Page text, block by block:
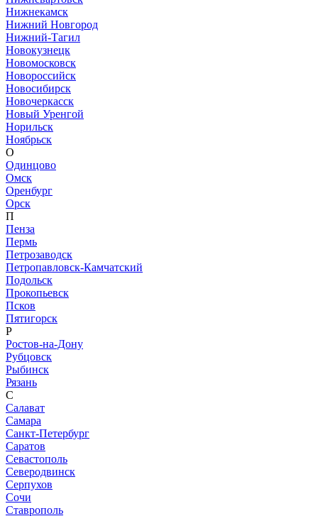
Нижнекамск
Нижний Новгород
Нижний-Тагил
Новокузнецк
Новомосковск
Новороссийск
Новосибирск
Новочеркасск
Новый Уренгой
Норильск
Ноябрьск
О
Одинцово
Омск
Оренбург
Орск
П
Пенза
Пермь
Петрозаводск
Петропавловск-Камчатский
Подольск
Прокопьевск
Псков
Пятигорск
Р
Ростов-на-Дону
Рубцовск
Рыбинск
Рязань
С
Салават
Самара
Санкт-Петербург
Саратов
Севастополь
Северодвинск
Серпухов
Сочи
Ставрополь